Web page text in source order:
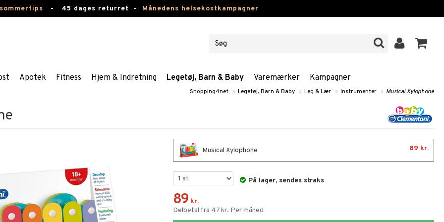
- 45 dages returret - Månedens helsekostkampagner
Apotek Fitness Hjem & Indretning Legetøj, Barn & Baby Varemærker Kampagner
Shopping4net » Legetøj, Barn & Baby » Leg & Lær » Instrumenter » Musical Xylophone
Musical Xylophone 89 kr.
På lager, sendes straks
89 kr.
Delbetal fra 47 kr. Per måned